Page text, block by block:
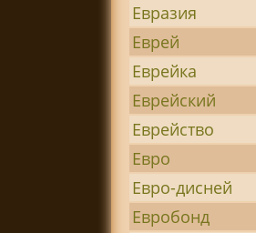
Евразия
Еврей
Еврейка
Еврейский
Еврейство
Евро
Евро-дисней
Евробонд